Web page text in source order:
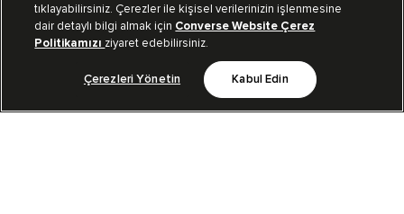
Kurumsal
Bizi Takip Et
tıklayabilirsiniz. Çerezler ile kişisel verilerinizin işlenmesine
dair detaylı bilgi almak için Converse Website Çerez
Politikamızı ziyaret edebilirsiniz.
Çerezleri Yönetin Kabul Edin